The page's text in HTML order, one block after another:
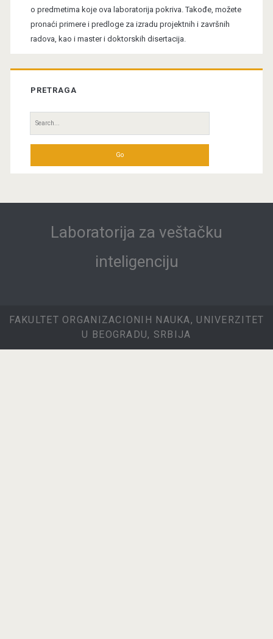
o predmetima koje ova laboratorija pokriva. Takođe, možete
pronaći primere i predloge za izradu projektnih i završnih
radova, kao i master i doktorskih disertacija.
PRETRAGA
Search
for:
Laboratorija za veštačku
inteligenciju
FAKULTET ORGANIZACIONIH NAUKA, UNIVERZITET
U BEOGRADU, SRBIJA